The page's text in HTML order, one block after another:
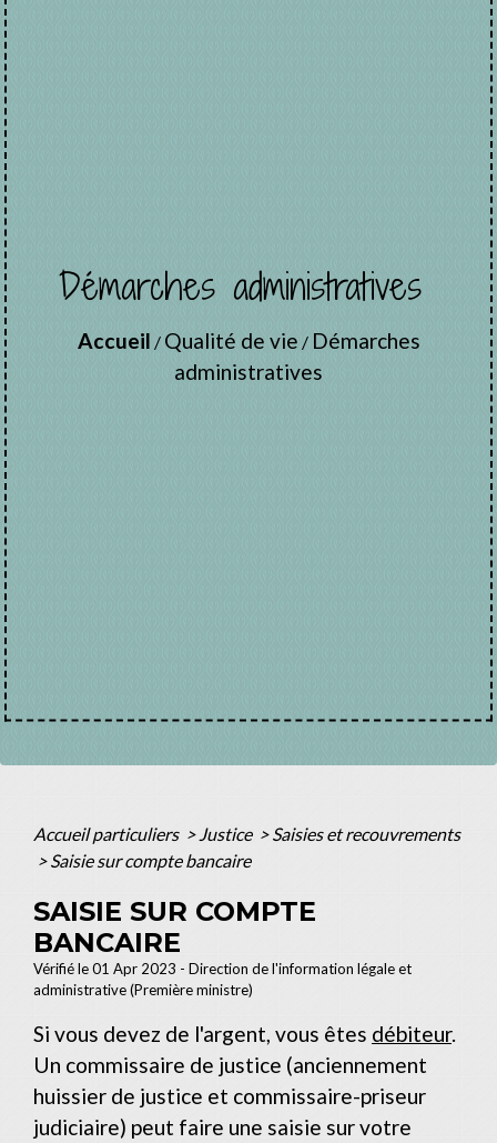
Démarches administratives
Accueil / Qualité de vie / Démarches
administratives
Accueil particuliers > Justice > Saisies et recouvrements
> Saisie sur compte bancaire
SAISIE SUR COMPTE
BANCAIRE
Vérifié le 01 Apr 2023 - Direction de l'information légale et
administrative (Première ministre)
Si vous devez de l'argent, vous êtes débiteur.
Un commissaire de justice (anciennement
huissier de justice et commissaire-priseur
judiciaire) peut faire une saisie sur votre